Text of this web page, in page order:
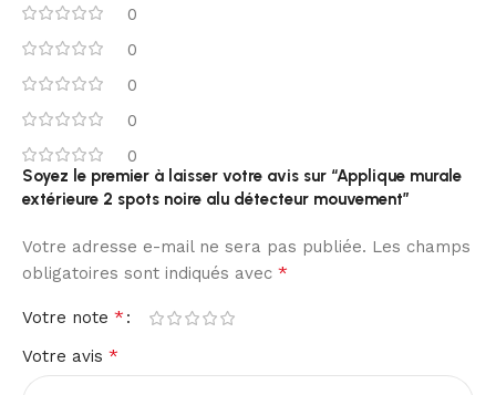
0
0
0
0
0
Soyez le premier à laisser votre avis sur “Applique murale
extérieure 2 spots noire alu détecteur mouvement”
Votre adresse e-mail ne sera pas publiée. Les champs
obligatoires sont indiqués avec *
Votre note *
Votre avis *